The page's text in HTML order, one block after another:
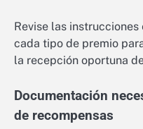
Revise las
cada tipo de premio
la recepción oportuna
Documentación
de recompensas